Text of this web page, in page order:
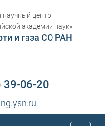
центр
академии наук»
и газа СО РАН
39-06-20